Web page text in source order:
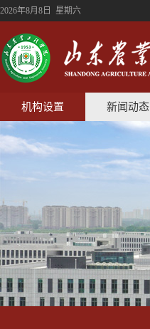
2026年8月8日 星期六
机构设置 新闻动态